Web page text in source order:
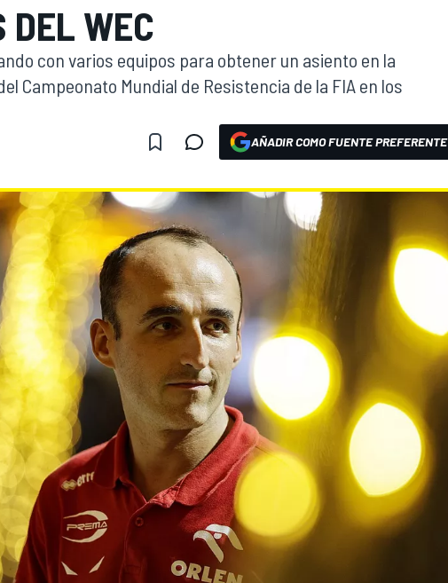
MOTO
TURISMO
DEL WEC
con varios equipos para obtener un asiento en la
Campeonato Mundial de Resistencia de la FIA en los
AÑADIR COMO FUENTE PREFERENTE